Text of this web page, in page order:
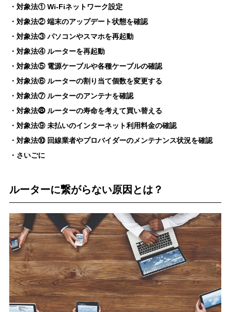
・対象法① Wi-Fiネットワーク設定
・対象法② 端末のアップデート状態を確認
・対象法③ パソコンやスマホを再起動
・対象法④ ルーターを再起動
・対象法⑤ 電源ケーブルや各種ケーブルの確認
・対象法⑥ ルーターの割り当て個数を変更する
・対象法⑦ ルーターのアンテナを確認
・対象法⓼ ルーターの寿命を考えて買い替える
・対象法⑨ 未払いのインターネット利用料金の確認
・対象法⑩ 回線業者やプロバイダーのメンテナンス状況を確認
・さいごに
ルーターに繋がらない原因とは？